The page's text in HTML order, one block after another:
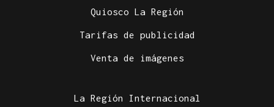
Quiosco La Región
Tarifas de publicidad
Venta de imágenes
La Región Internacional